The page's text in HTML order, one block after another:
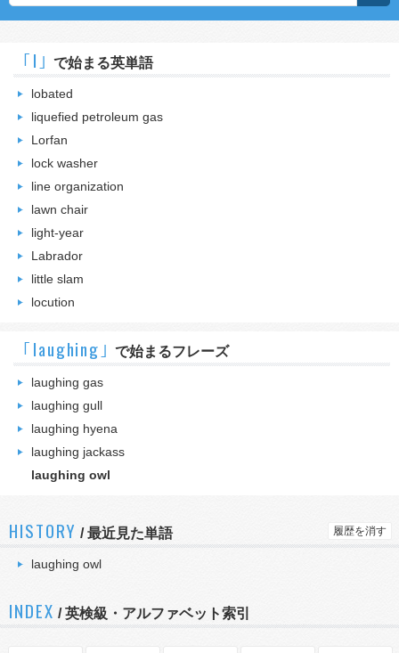
｢l｣ で始まる英単語
lobated
liquefied petroleum gas
Lorfan
lock washer
line organization
lawn chair
light-year
Labrador
little slam
locution
｢laughing｣ で始まるフレーズ
laughing gas
laughing gull
laughing hyena
laughing jackass
laughing owl
HISTORY /最近見た単語 履歴を消す
laughing owl
INDEX / 英検級・アルファベット索引